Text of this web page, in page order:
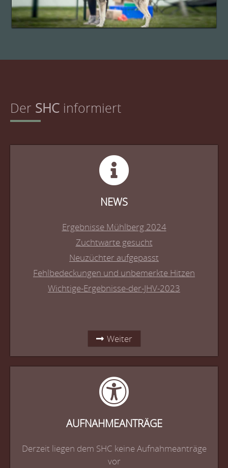
Der SHC informiert
NEWS
Ergebnisse Mühlberg 2024
Zuchtwarte gesucht
Neuzüchter aufgepasst
Fehlbedeckungen und unbemerkte Hitzen
Wichtige-Ergebnisse-der-JHV-2023
Weiter
AUFNAHMEANTRÄGE
Derzeit liegen dem SHC keine Aufnahmeanträge
vor